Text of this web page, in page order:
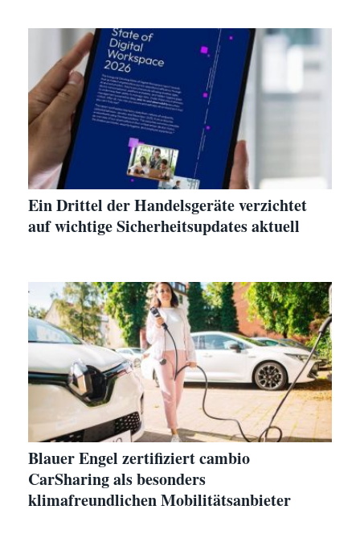
Ein Drittel der Handelsgeräte verzichtet
auf wichtige Sicherheitsupdates aktuell
Blauer Engel zertifiziert cambio
CarSharing als besonders
klimafreundlichen Mobilitätsanbieter